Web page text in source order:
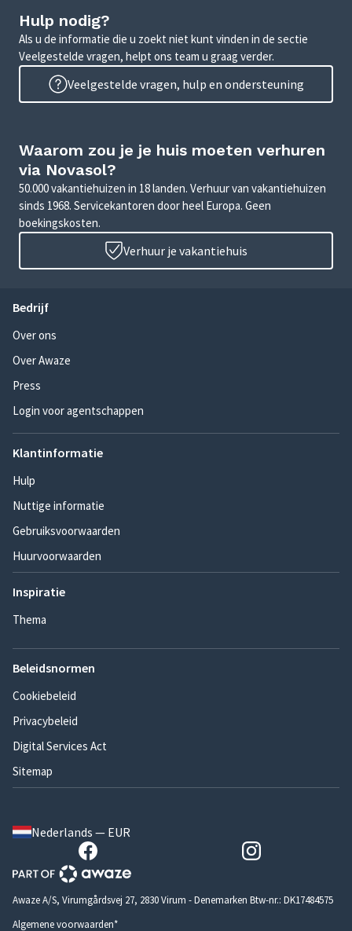
Hulp nodig?
Als u de informatie die u zoekt niet kunt vinden in de sectie
Veelgestelde vragen, helpt ons team u graag verder.
Veelgestelde vragen, hulp en ondersteuning
Waarom zou je je huis moeten verhuren
via Novasol?
50.000 vakantiehuizen in 18 landen. Verhuur van vakantiehuizen
sinds 1968. Servicekantoren door heel Europa. Geen
boekingskosten.
Verhuur je vakantiehuis
Bedrijf
Over ons
Over Awaze
Press
Login voor agentschappen
Klantinformatie
Hulp
Nuttige informatie
Gebruiksvoorwaarden
Huurvoorwaarden
Inspiratie
Thema
Beleidsnormen
Cookiebeleid
Privacybeleid
Digital Services Act
Sitemap
Nederlands — EUR
Awaze A/S, Virumgårdsvej 27, 2830 Virum - Denemarken Btw-nr.: DK17484575
Algemene voorwaarden*